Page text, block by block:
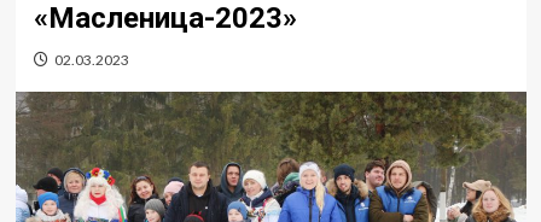
«Масленица-2023»
02.03.2023